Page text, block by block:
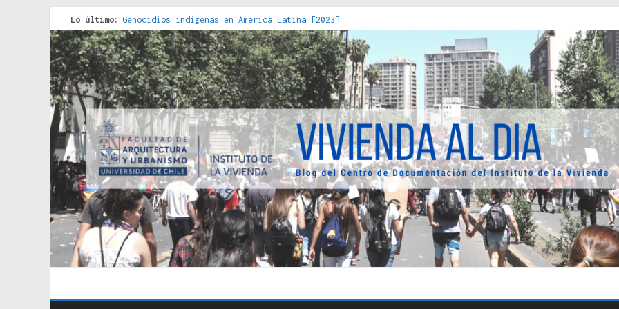
Lo último: Genocidios indígenas en América Latina [2023]
Estudios sobre la espacialización de los Estados : políticas, prácticas y representaciones [2022]
Donde el pedernal choca con el acero : hacia una teoría crítica de las fronteras latinoamericanas
Criterios técnicos para una vivienda adecuada [2019]
Red de consultorios de la Caja del Seguro Obrero en Santiago : un patrimonio emblemático [2014]